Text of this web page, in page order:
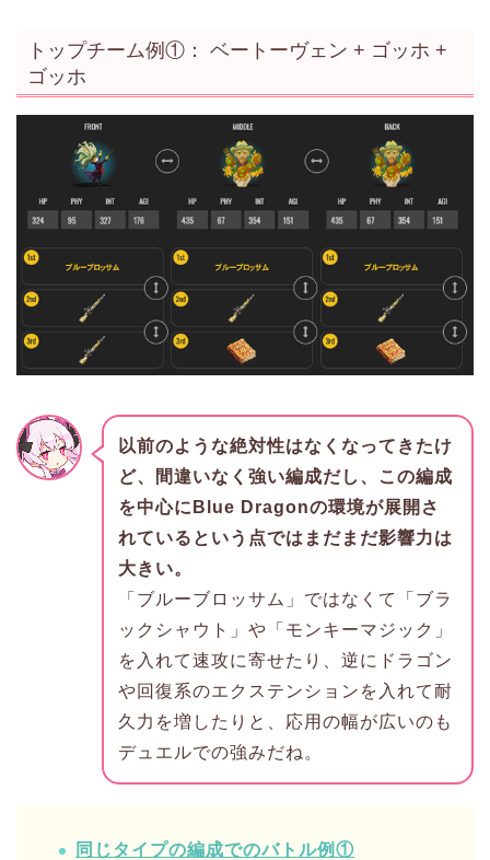
トップチーム例①： ベートーヴェン + ゴッホ +
ゴッホ
以前のような絶対性はなくなってきたけ
ど、間違いなく強い編成だし、この編成
を中心にBlue Dragonの環境が展開さ
れているという点ではまだまだ影響力は
大きい。
「ブルーブロッサム」ではなくて「ブラ
ックシャウト」や「モンキーマジック」
を入れて速攻に寄せたり、逆にドラゴン
や回復系のエクステンションを入れて耐
久力を増したりと、応用の幅が広いのも
デュエルでの強みだね。
同じタイプの編成でのバトル例①